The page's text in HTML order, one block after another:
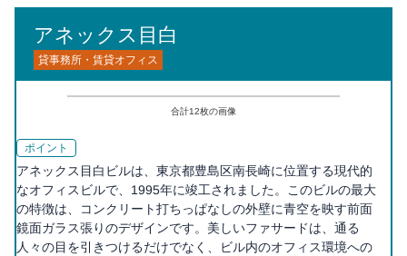
アネックス目白
貸事務所・賃貸オフィス
合計12枚の画像
ポイント
アネックス目白ビルは、東京都豊島区南長崎に位置する現代的
なオフィスビルで、1995年に竣工されました。このビルの最大
の特徴は、コンクリート打ちっぱなしの外壁に青空を映す前面
鏡面ガラス張りのデザインです。美しいファサードは、通る
人々の目を引きつけるだけでなく、ビル内のオフィス環境への